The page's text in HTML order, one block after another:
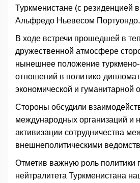
Туркменистане (с резиденцией
Альфредо Ньевесом Портуондо.
В ходе встречи прошедшей в
дружественной атмосфере
нынешнее положение туркмено-
отношений в политико-
экономической и гуманитарной
Стороны обсудили
международных организаций и
активизации сотрудничества
внешнеполитическими
Отметив важную роль политики
нейтралитета Туркменистана